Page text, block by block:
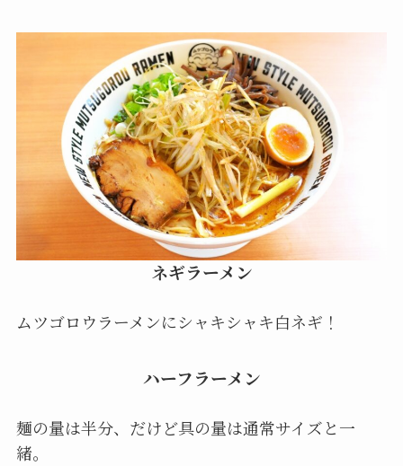
ネギラーメン
ムツゴロウラーメンにシャキシャキ白ネギ！
ハーフラーメン
麺の量は半分、だけど具の量は通常サイズと一
緒。